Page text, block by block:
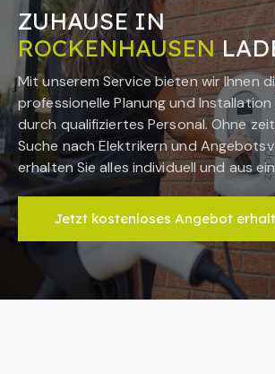
ZUHAUSE IN
ROCKENHAUSEN
Mit unserem Service bieten wir Ihnen
professionelle Planung und Installation
durch qualifiziertes Personal. Ohne
Suche nach Elektrikern und
erhalten Sie alles individuell und aus
Jetzt kostenloses Angebot